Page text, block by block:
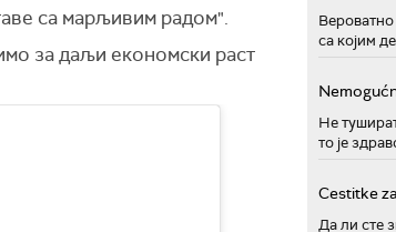
са марљивим радом".
за даљи економски раст
Вероватно
са којим
Не
то је
Cestitke
Да ли сте